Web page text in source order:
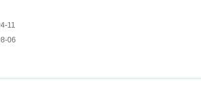
11
06